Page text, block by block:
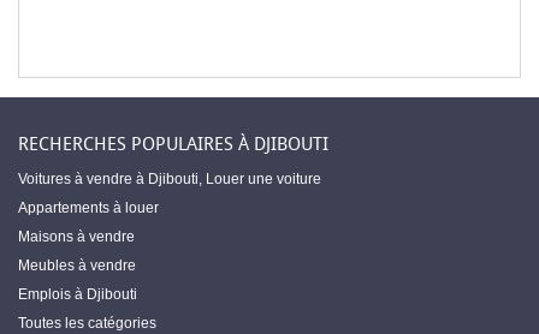
RECHERCHES POPULAIRES À DJIBOUTI
Voitures à vendre à Djibouti, Louer une voiture
Appartements à louer
Maisons à vendre
Meubles à vendre
Emplois à Djibouti
Toutes les catégories